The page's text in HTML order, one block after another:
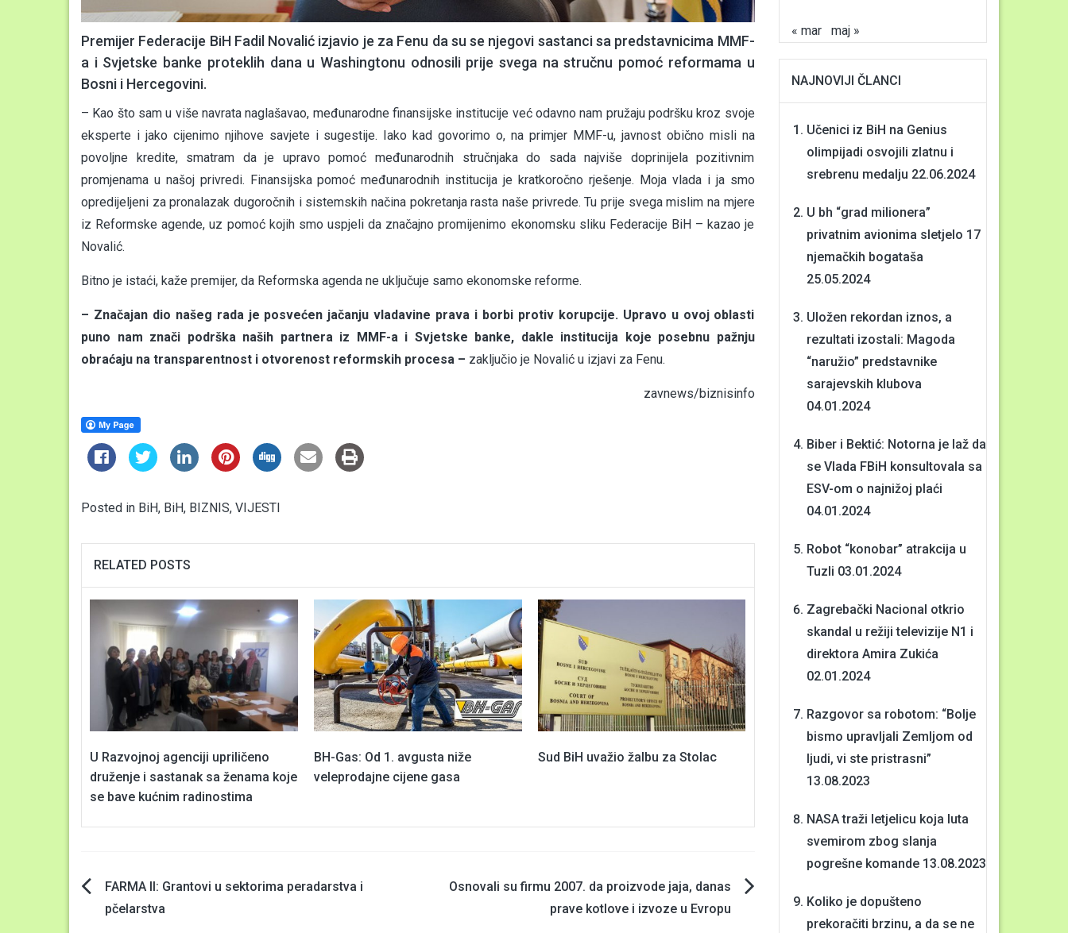
Premijer Federacije BiH Fadil Novalić izjavio je za Fenu da su se njegovi sastanci sa predstavnicima MMF-
a i Svjetske banke proteklih dana u Washingtonu odnosili prije svega na stručnu pomoć reformama u
Bosni i Hercegovini.
– Kao što sam u više navrata naglašavao, međunarodne finansijske institucije već odavno nam pružaju podršku kroz svoje
eksperte i jako cijenimo njihove savjete i sugestije. Iako kad govorimo o, na primjer MMF-u, javnost obično misli na
povoljne kredite, smatram da je upravo pomoć međunarodnih stručnjaka do sada najviše doprinijela pozitivnim
promjenama u našoj privredi. Finansijska pomoć međunarodnih institucija je kratkoročno rješenje. Moja vlada i ja smo
opredijeljeni za pronalazak dugoročnih i sistemskih načina pokretanja rasta naše privrede. Tu prije svega mislim na mjere
iz Reformske agende, uz pomoć kojih smo uspjeli da značajno promijenimo ekonomsku sliku Federacije BiH – kazao je
Novalić.
Bitno je istaći, kaže premijer, da Reformska agenda ne uključuje samo ekonomske reforme.
– Značajan dio našeg rada je posvećen jačanju vladavine prava i borbi protiv korupcije. Upravo u ovoj oblasti
puno nam znači podrška naših partnera iz MMF-a i Svjetske banke, dakle institucija koje posebnu pažnju
obraćaju na transparentnost i otvorenost reformskih procesa – zaključio je Novalić u izjavi za Fenu.
zavnews/biznisinfo
Posted in BiH, BiH, BIZNIS, VIJESTI
RELATED POSTS
U Razvojnoj agenciji upriličeno
druženje i sastanak sa ženama koje
se bave kućnim radinostima
BH-Gas: Od 1. avgusta niže
veleprodajne cijene gasa
Sud BiH uvažio žalbu za Stolac
Navigacija
FARMA II: Grantovi u sektorima peradarstva i
pčelarstva
Osnovali su firmu 2007. da proizvode jaja, danas
prave kotlove i izvoze u Evropu
« mar maj »
NAJNOVIJI ČLANCI
Učenici iz BiH na Genius
olimpijadi osvojili zlatnu i
srebrenu medalju 22.06.2024
U bh “grad milionera”
privatnim avionima sletjelo 17
njemačkih bogataša
25.05.2024
Uložen rekordan iznos, a
rezultati izostali: Magoda
“naružio” predstavnike
sarajevskih klubova
04.01.2024
Biber i Bektić: Notorna je laž da
se Vlada FBiH konsultovala sa
ESV-om o najnižoj plaći
04.01.2024
Robot “konobar” atrakcija u
Tuzli 03.01.2024
Zagrebački Nacional otkrio
skandal u režiji televizije N1 i
direktora Amira Zukića
02.01.2024
Razgovor sa robotom: “Bolje
bismo upravljali Zemljom od
ljudi, vi ste pristrasni”
13.08.2023
NASA traži letjelicu koja luta
svemirom zbog slanja
pogrešne komande 13.08.2023
Koliko je dopušteno
prekoračiti brzinu, a da se ne